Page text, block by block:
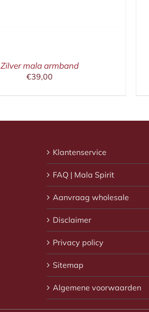
Zilver mala armband
€39,00
Klantenservice
FAQ | Mala Spirit
Aanvraag wholesale
Disclaimer
Privacy policy
Sitemap
Algemene voorwaarden